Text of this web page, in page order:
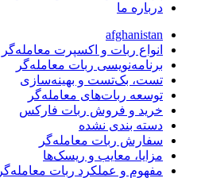
درباره ما
afghanistan
انواع ربات و اکسپرت معامله‌گر
برنامه‌نویسی ربات معامله‌گر
تست، بک‌تست و بهینه‌سازی
توسعه ربات‌های معامله‌گر
خرید و فروش ربات فارکس
دسته بندی نشده
سفارش ربات معامله‌گر
مزایا، معایب و ریسک‌ها
مفهوم و عملکرد ربات معامله‌گر